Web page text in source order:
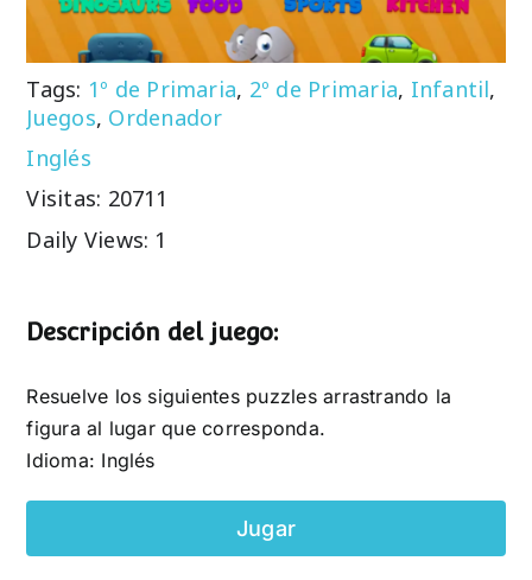
Tags: 1º de Primaria, 2º de Primaria, Infantil,
Juegos, Ordenador
Inglés
Visitas: 20711
Daily Views: 1
Descripción del juego:
Resuelve los siguientes puzzles arrastrando la
figura al lugar que corresponda.
Idioma: Inglés
Jugar